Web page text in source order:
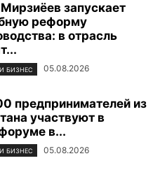
запускает
реформу
в отрасль
БИЗНЕС 05.08.2026
предпринимателей из
участвуют в
в...
БИЗНЕС 05.08.2026